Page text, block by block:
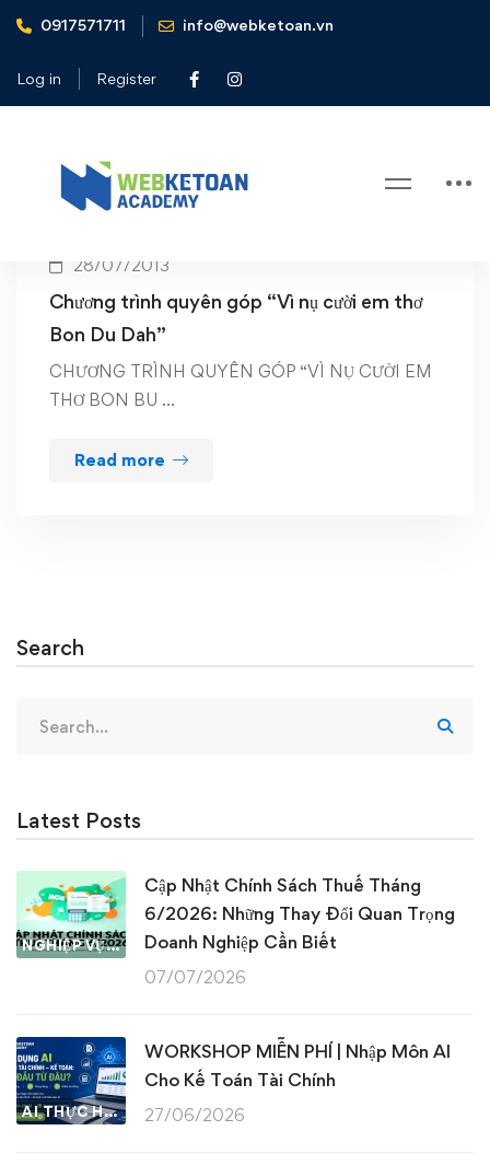
0917571711 info@webketoan.vn
Log in Register
Home CLB Anh Em Toi
Tag: CLB Anh Em Toi
28/07/2013
Chương trình quyên góp “Vì nụ cười em thơ
Bon Du Dah”
CHƯƠNG TRÌNH QUYÊN GÓP “VÌ NỤ CƯỜI EM
THƠ BON BU …
Read more
Search
for:
Latest Posts
NGHIỆP VỤ KẾ TOÁN & THUẾ
Cập Nhật Chính Sách Thuế Tháng
6/2026: Những Thay Đổi Quan Trọng
Doanh Nghiệp Cần Biết
07/07/2026
AI THỰC HÀNH
WORKSHOP MIỄN PHÍ | Nhập Môn AI
Cho Kế Toán Tài Chính
27/06/2026